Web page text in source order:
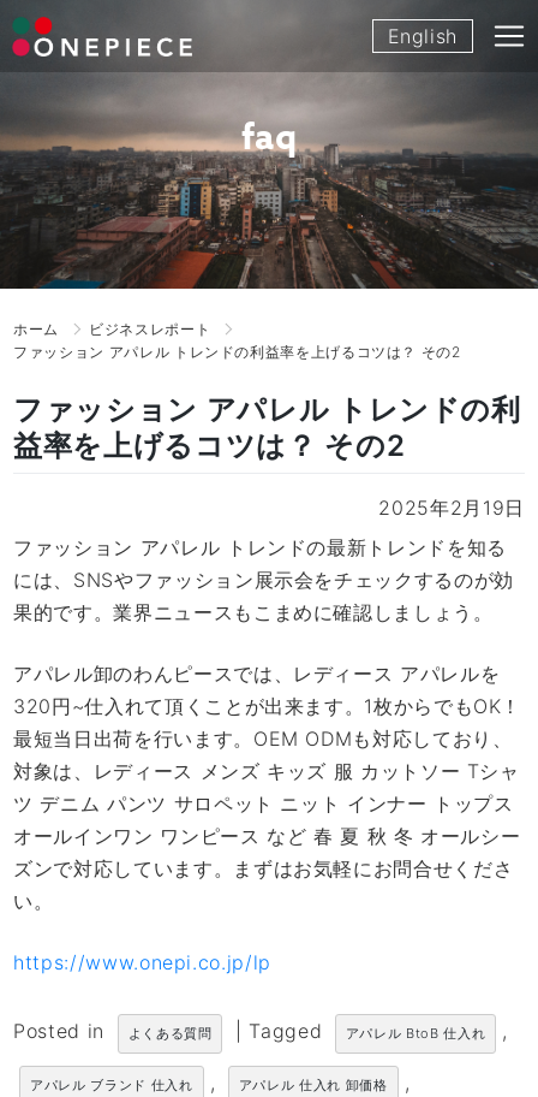
Skip
to
English
faq
ホーム
ビジネスレポート
ファッション アパレル トレンドの利益率を上げるコツは？ その2
ファッション アパレル トレンドの利
益率を上げるコツは？ その2
2025年2月19日
ファッション アパレル トレンドの最新トレンドを知る
には、SNSやファッション展示会をチェックするのが効
果的です。業界ニュースもこまめに確認しましょう。
アパレル卸のわんピースでは、レディース アパレルを
320円~仕入れて頂くことが出来ます。1枚からでもOK！
最短当日出荷を行います。OEM ODMも対応しており、
対象は、レディース メンズ キッズ 服 カットソー Tシャ
ツ デニム パンツ サロペット ニット インナー トップス
オールインワン ワンピース など 春 夏 秋 冬 オールシー
ズンで対応しています。まずはお気軽にお問合せくださ
い。
https://www.onepi.co.jp/lp
Posted in よくある質問 Tagged アパレル BtoB 仕入れ ,
アパレル ブランド 仕入れ , アパレル 仕入れ 卸価格 ,